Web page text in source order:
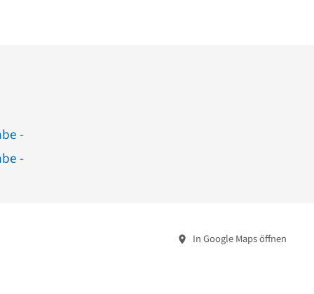
-
-
In Google Maps öffnen